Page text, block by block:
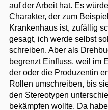
auf der Arbeit hat. Es
Charakter, der zum
Krankenhaus ist, zufällig
gesagt, ich werde selbst
schreiben. Aber als
begrenzt Einfluss, weil im
der oder die Produzentin
Rollen umschreiben, bis
den Stereotypen
bekämpfen wollte. Da